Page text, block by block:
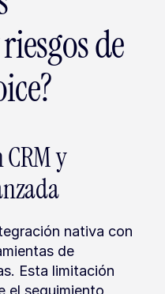
de
y
nativa con
de
Esta limitación
el seguimiento